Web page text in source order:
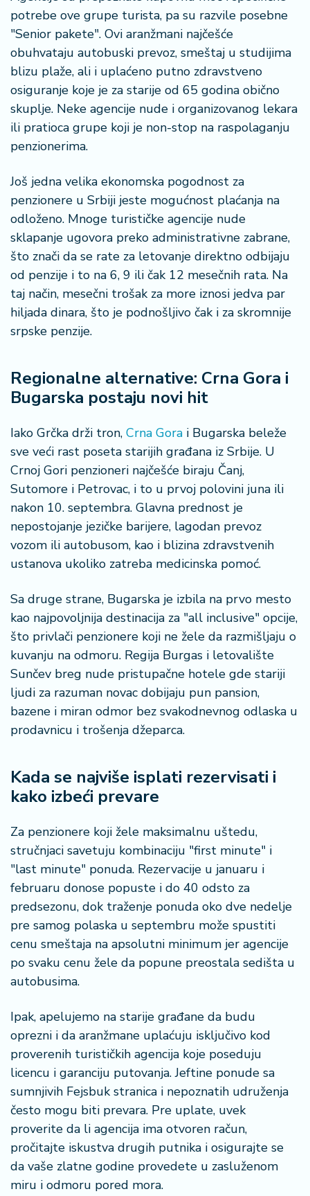
potrebe ove grupe turista, pa su razvile posebne
"Senior pakete". Ovi aranžmani najčešće
obuhvataju autobuski prevoz, smeštaj u studijima
blizu plaže, ali i uplaćeno putno zdravstveno
osiguranje koje je za starije od 65 godina obično
skuplje. Neke agencije nude i organizovanog lekara
ili pratioca grupe koji je non-stop na raspolaganju
penzionerima.
Još jedna velika ekonomska pogodnost za
penzionere u Srbiji jeste mogućnost plaćanja na
odloženo. Mnoge turističke agencije nude
sklapanje ugovora preko administrativne zabrane,
što znači da se rate za letovanje direktno odbijaju
od penzije i to na 6, 9 ili čak 12 mesečnih rata. Na
taj način, mesečni trošak za more iznosi jedva par
hiljada dinara, što je podnošljivo čak i za skromnije
srpske penzije.
Regionalne alternative: Crna Gora i
Bugarska postaju novi hit
Iako Grčka drži tron, Crna Gora i Bugarska beleže
sve veći rast poseta starijih građana iz Srbije. U
Crnoj Gori penzioneri najčešće biraju Čanj,
Sutomore i Petrovac, i to u prvoj polovini juna ili
nakon 10. septembra. Glavna prednost je
nepostojanje jezičke barijere, lagodan prevoz
vozom ili autobusom, kao i blizina zdravstvenih
ustanova ukoliko zatreba medicinska pomoć.
Sa druge strane, Bugarska je izbila na prvo mesto
kao najpovoljnija destinacija za "all inclusive" opcije,
što privlači penzionere koji ne žele da razmišljaju o
kuvanju na odmoru. Regija Burgas i letovalište
Sunčev breg nude pristupačne hotele gde stariji
ljudi za razuman novac dobijaju pun pansion,
bazene i miran odmor bez svakodnevnog odlaska u
prodavnicu i trošenja džeparca.
Kada se najviše isplati rezervisati i
kako izbeći prevare
Za penzionere koji žele maksimalnu uštedu,
stručnjaci savetuju kombinaciju "first minute" i
"last minute" ponuda. Rezervacije u januaru i
februaru donose popuste i do 40 odsto za
predsezonu, dok traženje ponuda oko dve nedelje
pre samog polaska u septembru može spustiti
cenu smeštaja na apsolutni minimum jer agencije
po svaku cenu žele da popune preostala sedišta u
autobusima.
Ipak, apelujemo na starije građane da budu
oprezni i da aranžmane uplaćuju isključivo kod
proverenih turističkih agencija koje poseduju
licencu i garanciju putovanja. Jeftine ponude sa
sumnjivih Fejsbuk stranica i nepoznatih udruženja
često mogu biti prevara. Pre uplate, uvek
proverite da li agencija ima otvoren račun,
pročitajte iskustva drugih putnika i osigurajte se
da vaše zlatne godine provedete u zasluženom
miru i odmoru pored mora.